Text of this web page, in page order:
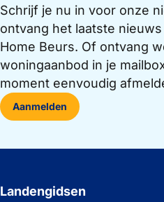
Schrijf je nu in voor onze
ontvang het laatste
Home Beurs. Of ontvang
woningaanbod in je
moment eenvoudig
Aanmelden
Landengidsen